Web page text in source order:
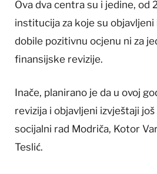
Ova dva centra su i jedine, od
institucija za koje su
dobile pozitivnu ocjenu ni za
finansijske revizije.
Inače, planirano je da u ovoj
revizija i objavljeni izvještaji
socijalni rad Modriča, Kotor
Teslić.